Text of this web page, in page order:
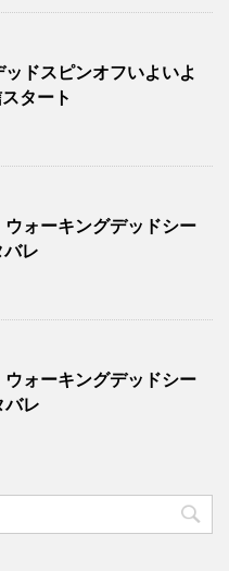
ドスピンオフいよいよ
タート
ウォーキングデッドシー
バレ
ウォーキングデッドシー
バレ